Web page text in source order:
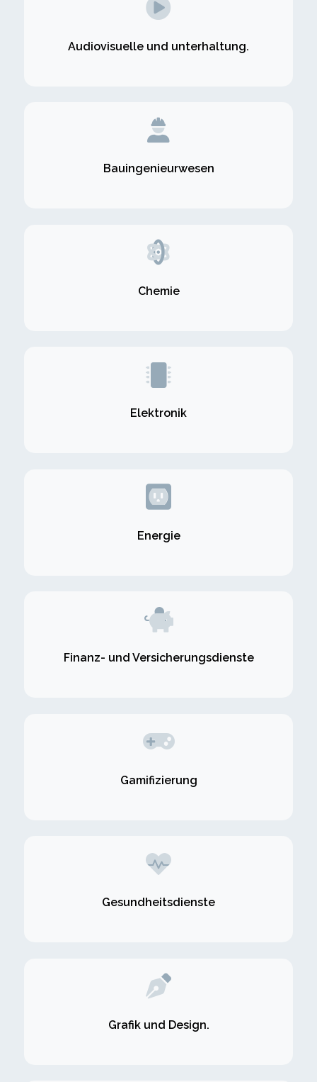
Audiovisuelle und unterhaltung.
Bauingenieurwesen
Chemie
Elektronik
Energie
Finanz- und Versicherungsdienste
Gamifizierung
Gesundheitsdienste
Grafik und Design.